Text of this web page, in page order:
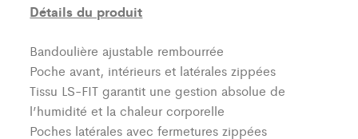
Détails du produit
Bandoulière ajustable rembourrée
Poche avant, intérieurs et latérales zippées
Tissu LS-FIT garantit une gestion absolue de
l’humidité et la chaleur corporelle
Poches latérales avec fermetures zippées